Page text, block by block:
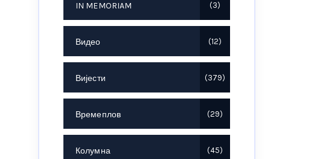
IN MEMORIAM 3
Видео 12
Вијести 379
Времеплов 29
Колумна 45